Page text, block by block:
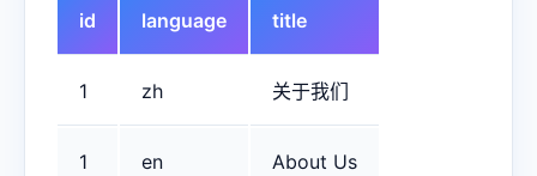
id language title
1 zh 关于我们
1 en About Us